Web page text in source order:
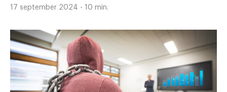
17 september 2024 - 10 min.